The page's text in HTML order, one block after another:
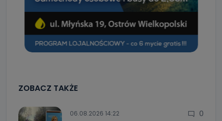
ZOBACZ TAKŻE
06.08.2026 14:22 0